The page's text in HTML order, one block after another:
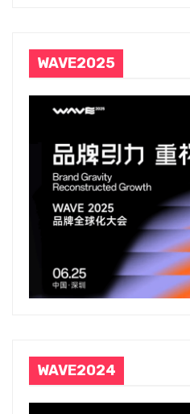
WAVE2025
WAVE2024